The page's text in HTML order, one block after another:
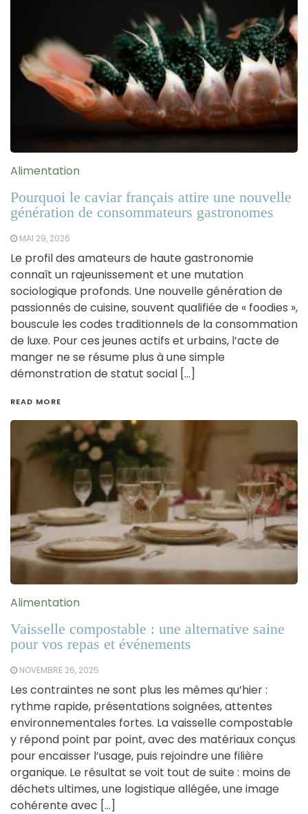
Alimentation
Pourquoi le caviar français attire une nouvelle
génération de consommateurs gastronomes
MAI 29, 2026
Le profil des amateurs de haute gastronomie
connaît un rajeunissement et une mutation
sociologique profonds. Une nouvelle génération de
passionnés de cuisine, souvent qualifiée de « foodies »,
bouscule les codes traditionnels de la consommation
de luxe. Pour ces jeunes actifs et urbains, l’acte de
manger ne se résume plus à une simple
démonstration de statut social […]
READ MORE
Alimentation
Vaisselle compostable : une alternative saine
pour vos repas et événements
NOVEMBRE 26, 2025
Les contraintes ne sont plus les mêmes qu’hier :
rythme rapide, présentations soignées, attentes
environnementales fortes. La vaisselle compostable
y répond point par point, avec des matériaux conçus
pour encaisser l’usage, puis rejoindre une filière
organique. Le résultat se voit tout de suite : moins de
déchets ultimes, une logistique allégée, une image
cohérente avec […]